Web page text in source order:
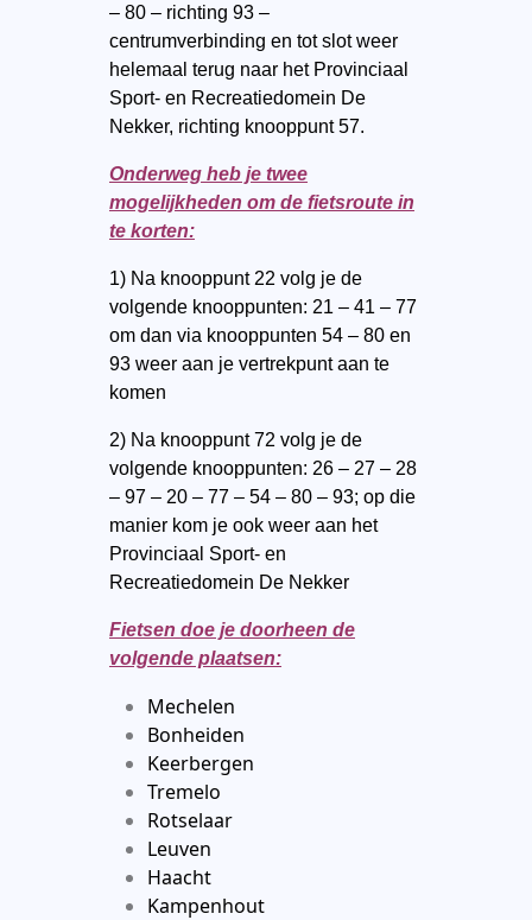
– 80 – richting 93 –
centrumverbinding en tot slot weer
helemaal terug naar het Provinciaal
Sport- en Recreatiedomein De
Nekker, richting knooppunt 57.
Onderweg heb je twee
mogelijkheden om de fietsroute in
te korten:
1) Na knooppunt 22 volg je de
volgende knooppunten: 21 – 41 – 77
om dan via knooppunten 54 – 80 en
93 weer aan je vertrekpunt aan te
komen
2) Na knooppunt 72 volg je de
volgende knooppunten: 26 – 27 – 28
– 97 – 20 – 77 – 54 – 80 – 93; op die
manier kom je ook weer aan het
Provinciaal Sport- en
Recreatiedomein De Nekker
Fietsen doe je doorheen de
volgende plaatsen:
Mechelen
Bonheiden
Keerbergen
Tremelo
Rotselaar
Leuven
Haacht
Kampenhout